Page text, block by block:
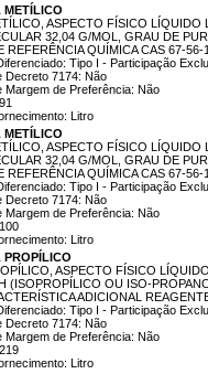
ASPECTO FÍSICO
32,04 G/MOL, GRAU DE
REFERÊNCIA QUÍMICA CAS 67-56-1
Tipo I - Participação
Decreto 7174: Não
Margem de Preferência: Não
Litro
ASPECTO FÍSICO
32,04 G/MOL, GRAU DE
REFERÊNCIA QUÍMICA CAS 67-56-1
Tipo I - Participação
Decreto 7174: Não
Margem de Preferência: Não
Litro
ASPECTO FÍSICO
(ISOPROPÍLICO OU ISO-
ADICIONAL
Tipo I - Participação
Decreto 7174: Não
Margem de Preferência: Não
Litro